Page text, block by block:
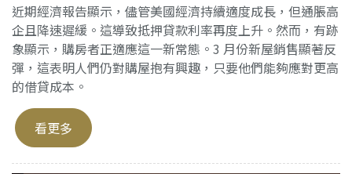
近期經濟報告顯示，儘管美國經濟持續適度成長，但通脹高
企且降速遲緩。這導致抵押貸款利率再度上升。然而，有跡
象顯示，購房者正適應這一新常態。3 月份新屋銷售顯著反
彈，這表明人們仍對購屋抱有興趣，只要他們能夠應對更高
的借貸成本。
看更多